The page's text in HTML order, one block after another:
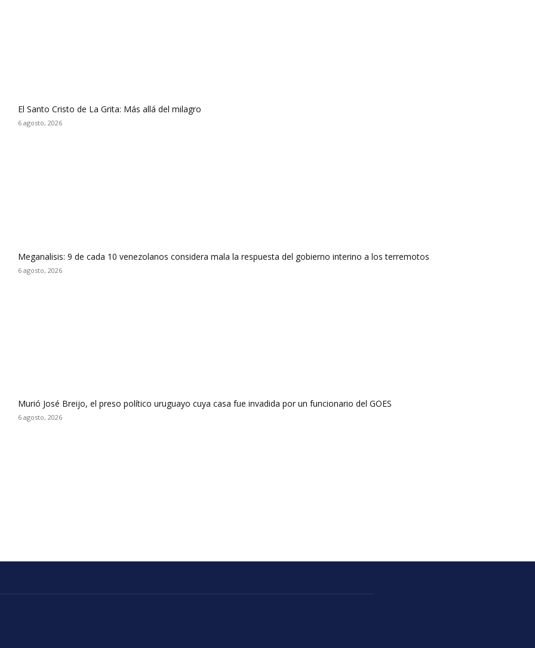
El Santo Cristo de La Grita: Más allá del milagro
6 agosto, 2026
Meganalisis: 9 de cada 10 venezolanos considera mala la respuesta del gobierno interino a los terremotos
6 agosto, 2026
Murió José Breijo, el preso político uruguayo cuya casa fue invadida por un funcionario del GOES
6 agosto, 2026